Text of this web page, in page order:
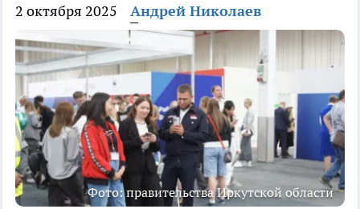
2 октября 2025 Андрей Николаев
Фото: правительства Иркутской области